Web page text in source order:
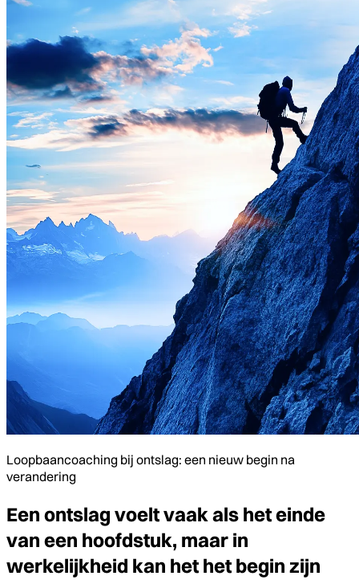
Loopbaancoaching bij ontslag: een nieuw begin na
verandering
Een ontslag voelt vaak als het einde
van een hoofdstuk, maar in
werkelijkheid kan het het begin zijn